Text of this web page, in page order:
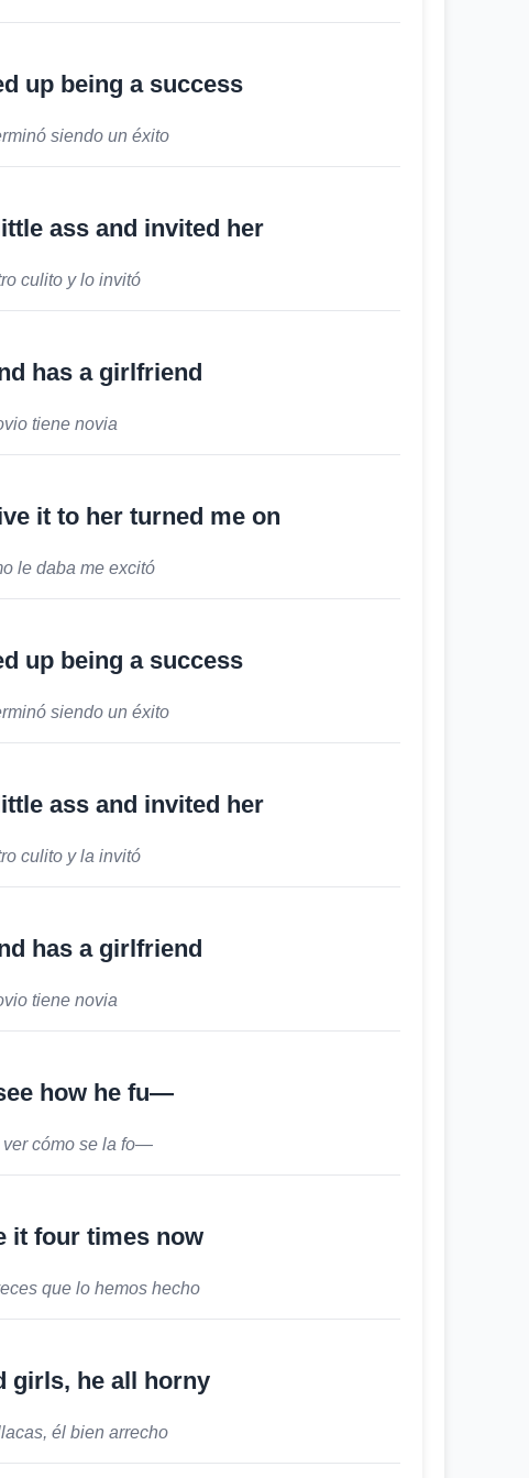
up being a success
siendo un éxito
ass and invited her
culito y lo invitó
has a girlfriend
tiene novia
it to her turned me on
le daba me excitó
up being a success
siendo un éxito
ass and invited her
culito y la invitó
has a girlfriend
tiene novia
how he fu—
ver cómo se la fo—
it four times now
que lo hemos hecho
girls, he all horny
él bien arrecho